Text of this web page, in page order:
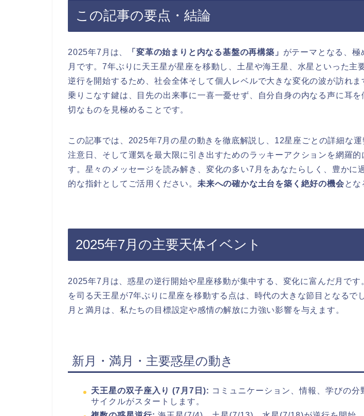
この記事の要点・結論
2025年7月は、 「変革の始まりと内なる基盤の再構築」 がテーマとなる、極
月です。7年ぶりに天王星が星座を移動し、土星や海王星、水星といった主
逆行を開始するため、社会全体そして個人レベルで大きな変化の波が訪れま
乗りこなす鍵は、目先の出来事に一喜一憂せず、自分自身の内なる声に耳を
切なものを見極めることです。
この記事では、2025年7月の星の動きを徹底解説し、12星座ごとの詳細な
注意日、そして運気を最大限に引き出すためのラッキーアクションを網羅的
す。星々のメッセージを読み解き、変化の多い7月をあなたらしく、豊かに
的な指針としてご活用ください。 未来への確かな土台を築く絶好の機会とな
2025年7月の主要天体イベント
2025年7月は、惑星の逆行開始や星座移動が集中する、変化に富んだ月です
を司る天王星が7年ぶりに星座を移動する点は、時代の大きな節目となるで
月と満月は、私たちの目標設定や感情の解放に力強い影響を与えます。
新月・満月・主要惑星の動き
天王星の双子座入り (7月7日): コミュニケーション、情報、学びの分
サイクルがスタートします。